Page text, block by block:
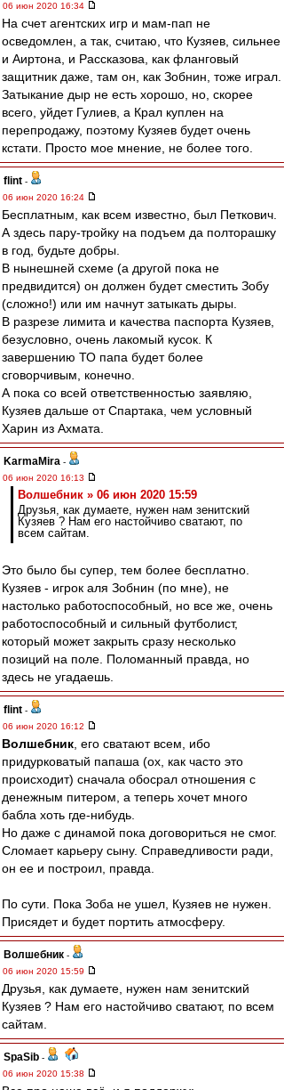
06 июн 2020 16:34
На счет агентских игр и мам-пап не
осведомлен, а так, считаю, что Кузяев, сильнее
и Аиртона, и Рассказова, как фланговый
защитник даже, там он, как Зобнин, тоже играл.
Затыкание дыр не есть хорошо, но, скорее
всего, уйдет Гулиев, а Крал куплен на
перепродажу, поэтому Кузяев будет очень
кстати. Просто мое мнение, не более того.
flint -
06 июн 2020 16:24
Бесплатным, как всем известно, был Петкович.
А здесь пару-тройку на подъем да полторашку
в год, будьте добры.
В нынешней схеме (а другой пока не
предвидится) он должен будет сместить Зобу
(сложно!) или им начнут затыкать дыры.
В разрезе лимита и качества паспорта Кузяев,
безусловно, очень лакомый кусок. К
завершению ТО папа будет более
сговорчивым, конечно.
А пока со всей ответственностью заявляю,
Кузяев дальше от Спартака, чем условный
Харин из Ахмата.
KarmaMira -
06 июн 2020 16:13
Волшебник » 06 июн 2020 15:59
Друзья, как думаете, нужен нам зенитский
Кузяев ? Нам его настойчиво сватают, по
всем сайтам.
Это было бы супер, тем более бесплатно.
Кузяев - игрок аля Зобнин (по мне), не
настолько работоспособный, но все же, очень
работоспособный и сильный футболист,
который может закрыть сразу несколько
позиций на поле. Поломанный правда, но
здесь не угадаешь.
flint -
06 июн 2020 16:12
Волшебник , его сватают всем, ибо
придурковатый папаша (ох, как часто это
происходит) сначала обосрал отношения с
денежным питером, а теперь хочет много
бабла хоть где-нибудь.
Но даже с динамой пока договориться не смог.
Сломает карьеру сыну. Справедливости ради,
он ее и построил, правда.
По сути. Пока Зоба не ушел, Кузяев не нужен.
Присядет и будет портить атмосферу.
Волшебник -
06 июн 2020 15:59
Друзья, как думаете, нужен нам зенитский
Кузяев ? Нам его настойчиво сватают, по всем
сайтам.
SpaSib -
06 июн 2020 15:38